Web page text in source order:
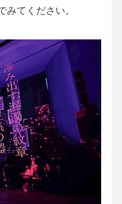
てください。